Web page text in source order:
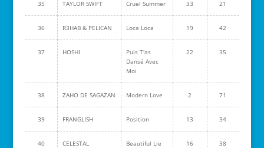
35 TAYLOR SWIFT Cruel Summer 33 21
36 R3HAB & PELICAN Loca Loca 19 42
37 HOSHI
Puis T'as
Dansé Avec
Moi
22 35
38 ZAHO DE SAGAZAN Modern Love 2 71
39 FRANGLISH Position 13 34
40 CELESTAL Beautiful Lie 16 38